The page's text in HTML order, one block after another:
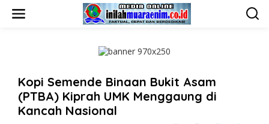
Kopi Semende Binaan Bukit Asam
(PTBA) Kiprah UMK Menggaung di
Kancah Nasional